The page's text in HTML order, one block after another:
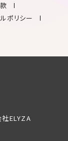
ポリシー
ELYZA